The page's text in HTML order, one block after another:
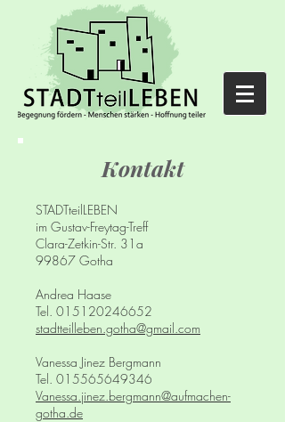
STADTteilLEBEN
im Gustav-Freytag-Treff
Clara-Zetkin-Str. 31a
99867 Gotha
Andrea Haase
Tel. 015120246652
stadtteilleben.gotha@gmail.com
Vanessa Jinez Bergmann
Tel. 015565649346
Vanessa.jinez.bergmann@aufmachen-
gotha.de
Kontakt